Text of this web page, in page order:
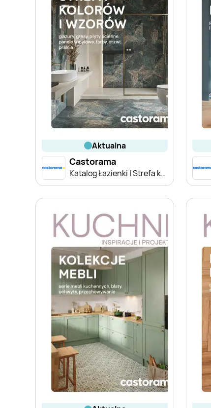
aktualna
Castorama
Katalog Łazienki | Strefa kolorów i wzorów